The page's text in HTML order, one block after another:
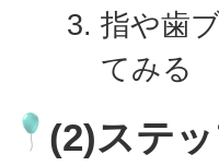
指や歯
てみる
(2)ステ